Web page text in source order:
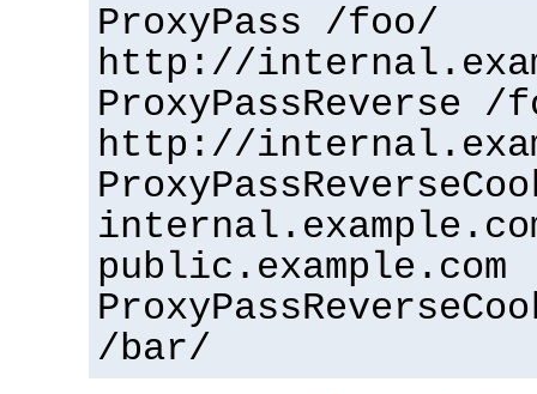
ProxyPass /foo/
http://
ProxyPassReverse /
http://
public.example.com
/bar/